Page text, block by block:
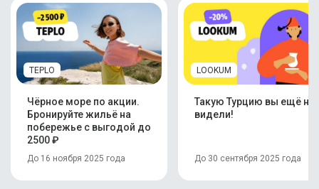
TEPLO
Чёрное море по акции.
Бронируйте жильё на
побережье с выгодой до
2500 ₽
До 16 ноября 2025 года
LOOKUM
Такую Турцию вы ещё не
видели!
До 30 сентября 2025 года